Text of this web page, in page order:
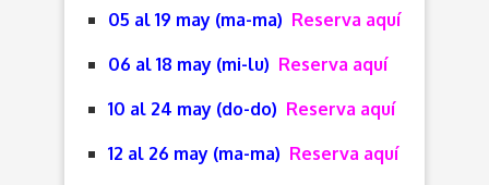
05 al 19 may (ma-ma) Reserva aquí
06 al 18 may (mi-lu) Reserva aquí
10 al 24 may (do-do) Reserva aquí
12 al 26 may (ma-ma) Reserva aquí